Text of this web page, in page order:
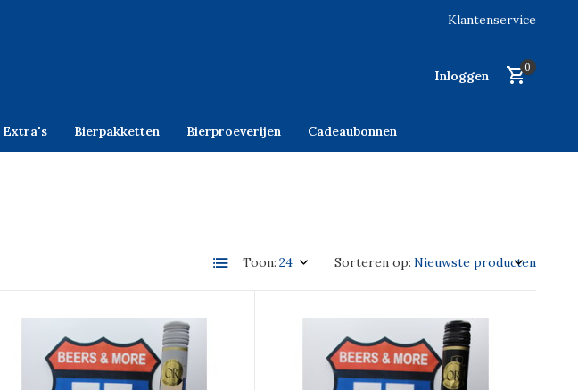
Klantenservice
Inloggen
0
Extra's Bierpakketten Bierproeverijen Cadeaubonnen
Toon: Sorteren op: